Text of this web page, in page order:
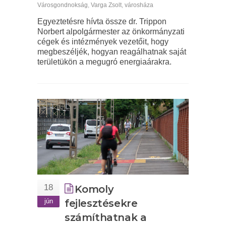
Városgondnokság, Varga Zsolt, városháza
Egyeztetésre hívta össze dr. Trippon
Norbert alpolgármester az önkormányzati
cégek és intézmények vezetőit, hogy
megbeszéljék, hogyan reagálhatnak saját
területükön a megugró energiaárakra.
18
jún
Komoly
fejlesztésekre
számíthatnak a